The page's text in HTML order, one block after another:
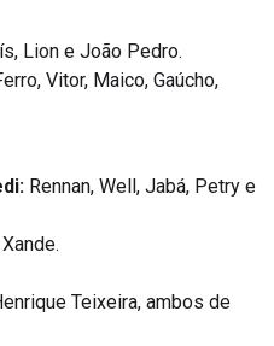
Lion e João Pedro.
Vitor, Maico, Gaúcho,
Rennan, Well, Jabá, Petry e
Teixeira, ambos de